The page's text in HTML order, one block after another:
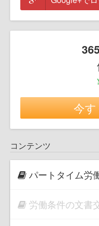
今
コンテンツ
パートタイム労
労働条件の文書